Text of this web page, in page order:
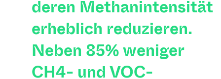
deren Methanintensität
erheblich reduzieren.
Neben 85% weniger
CH4- und VOC-